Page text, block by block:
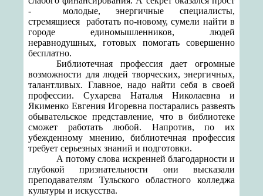
-
молодые, энергичные специалисты,
стремящиеся
работать по-новому, сумели найти в
городе единомышленников, людей
неравнодушных, готовых помогать совершенно
бесплатно.
Библиотечная профессия дает огромные
возможности для людей творческих, энергичных,
талантливых. Главное, надо найти себя в своей
профессии. Сухарева Наталья Николаевна и
Якименко Евгения Игоревна постарались развеять
обывательское представление, что в библиотеке
сможет работать любой. Напротив, по их
убежденному мнению, библиотечная профессия
требует серьезных знаний и подготовки.
А потому слова искренней благодарности и
глубокой признательности они высказали
преподавателям Тульского областного колледжа
культуры и искусства.